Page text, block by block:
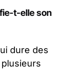
t-elle son
dure des